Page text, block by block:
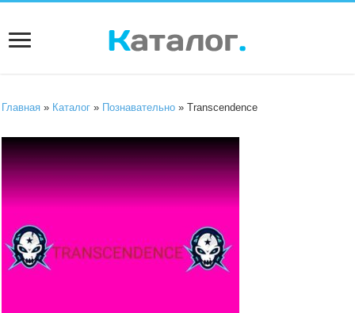
Главная » Каталог » Познавательно » Transcendence